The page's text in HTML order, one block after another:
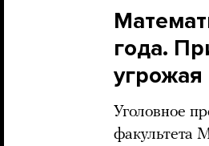
года.
Уголовное
факультета